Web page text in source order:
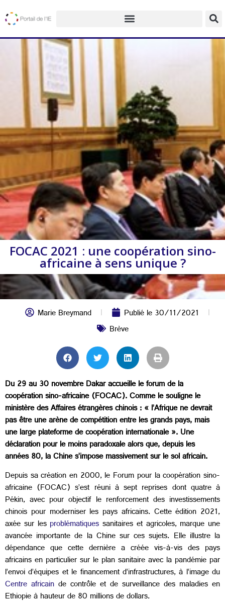
FOCAC 2021 : une coopération sino-
africaine à sens unique ?
Marie Breymand Publié le30/11/2021
Brève
Du 29 au 30 novembre Dakar accueille le forum de la
coopération sino-africaine (FOCAC). Comme le souligne le
ministère des Affaires étrangères chinois : « l’Afrique ne devrait
pas être une arène de compétition entre les grands pays, mais
une large plateforme de coopération internationale ». Une
déclaration pour le moins paradoxale alors que, depuis les
années 80, la Chine s’impose massivement sur le sol africain.
Depuis sa création en 2000, le Forum pour la coopération sino-
africaine (FOCAC) s’est réuni à sept reprises dont quatre à
Pékin, avec pour objectif le renforcement des investissements
chinois pour moderniser les pays africains. Cette édition 2021,
axée sur les problématiques sanitaires et agricoles, marque une
avancée importante de la Chine sur ces sujets. Elle illustre la
dépendance que cette dernière a créée vis-à-vis des pays
africains en particulier sur le plan sanitaire avec la pandémie par
l’envoi d’équipes et le financement d’infrastructures, à l’image du
Centre africain de contrôle et de surveillance des maladies en
Ethiopie à hauteur de 80 millions de dollars.